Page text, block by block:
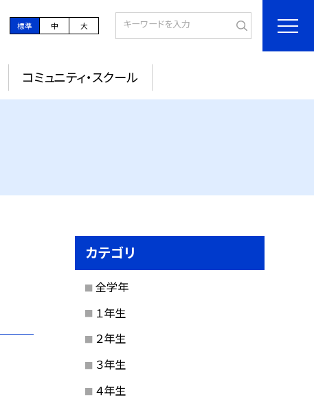
標準 中 大
コミュニティ・スクール
カテゴリ
全学年
１年生
２年生
３年生
４年生